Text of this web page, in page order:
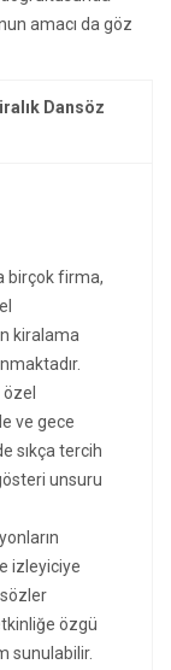
amacı da göz
Dansöz
birçok firma,
kiralama
ve gece
sıkça tercih
unsuru
izleyiciye
özgü
sunulabilir.